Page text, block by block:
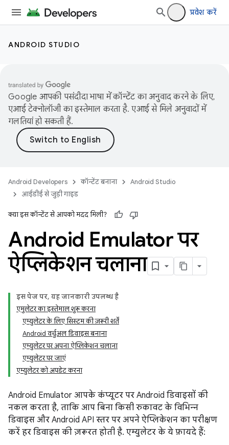
प्रवेश करें
ANDROID STUDIO
Google आपकी पसंदीदा भाषा में कॉन्टेंट का अनुवाद करने के लिए,
एआई टेक्नोलॉजी का इस्तेमाल करता है. एआई से मिले अनुवादों में
गलतियां हो सकती हैं.
Android Developers कॉन्टेंट बनाना
Android Studio
आईडीई से जुड़ी गाइड
क्या इस कॉन्टेंट से आपको मदद मिली?
Android Emulator पर
ऐप्लिकेशन चलाना
इस पेज पर, यह जानकारी उपलब्ध है
एमुलेटर का इस्तेमाल शुरू करना
एम्युलेटर के लिए सिस्टम की ज़रूरी शर्तें
Android वर्चुअल डिवाइस बनाना
एम्युलेटर पर अपना ऐप्लिकेशन चलाना
एम्युलेटर पर जाएं
एम्युलेटर को अपडेट करना
Android Emulator आपके कंप्यूटर पर Android डिवाइसों की
नकल करता है, ताकि आप बिना किसी रुकावट के विभिन्न
डिवाइस और Android API स्तर पर अपने ऐप्लिकेशन का परीक्षण
करें हर डिवाइस की ज़रूरत होती है. एम्युलेटर के ये फ़ायदे हैं: